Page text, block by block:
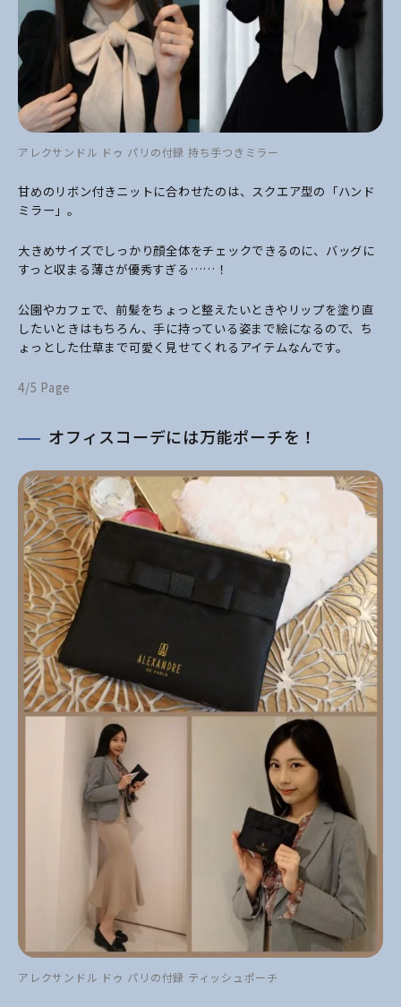
アレクサンドル ドゥ パリの付録 持ち手つきミラー
甘めのリボン付きニットに合わせたのは、スクエア型の「ハンド
ミラー」。
大きめサイズでしっかり顔全体をチェックできるのに、バッグに
すっと収まる薄さが優秀すぎる……！
公園やカフェで、前髪をちょっと整えたいときやリップを塗り直
したいときはもちろん、手に持っている姿まで絵になるので、ち
ょっとした仕草まで可愛く見せてくれるアイテムなんです。
4/5 Page
オフィスコーデには万能ポーチを！
アレクサンドル ドゥ パリの付録 ティッシュポーチ